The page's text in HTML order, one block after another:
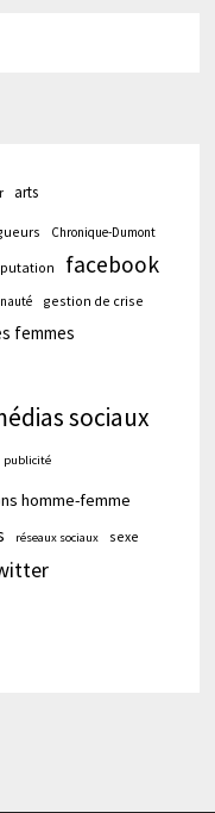
arts
Chronique-Dumont
facebook
gestion de crise
femmes
sociaux
publicité
homme-femme
réseaux sociaux sexe